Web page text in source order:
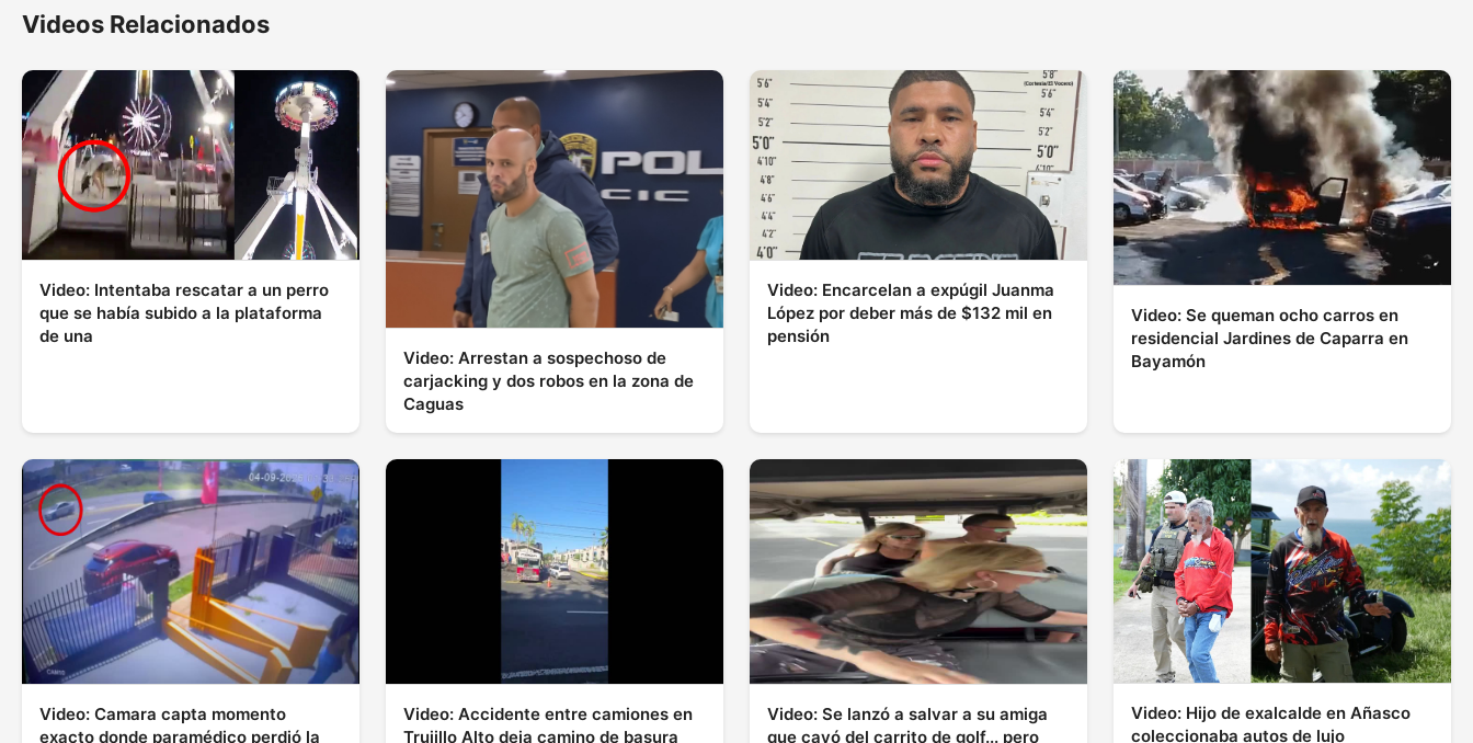
Videos Relacionados
Video: Intentaba rescatar a un perro
que se había subido a la plataforma
de una
Video: Arrestan a sospechoso de
carjacking y dos robos en la zona de
Caguas
Video: Encarcelan a expúgil Juanma
López por deber más de $132 mil en
pensión
Video: Se queman ocho carros en
residencial Jardines de Caparra en
Bayamón
Video: Camara capta momento
exacto donde paramédico perdió la
Video: Accidente entre camiones en
Trujillo Alto deja camino de basura
Video: Se lanzó a salvar a su amiga
que cayó del carrito de golf... pero
Video: Hijo de exalcalde en Añasco
coleccionaba autos de lujo